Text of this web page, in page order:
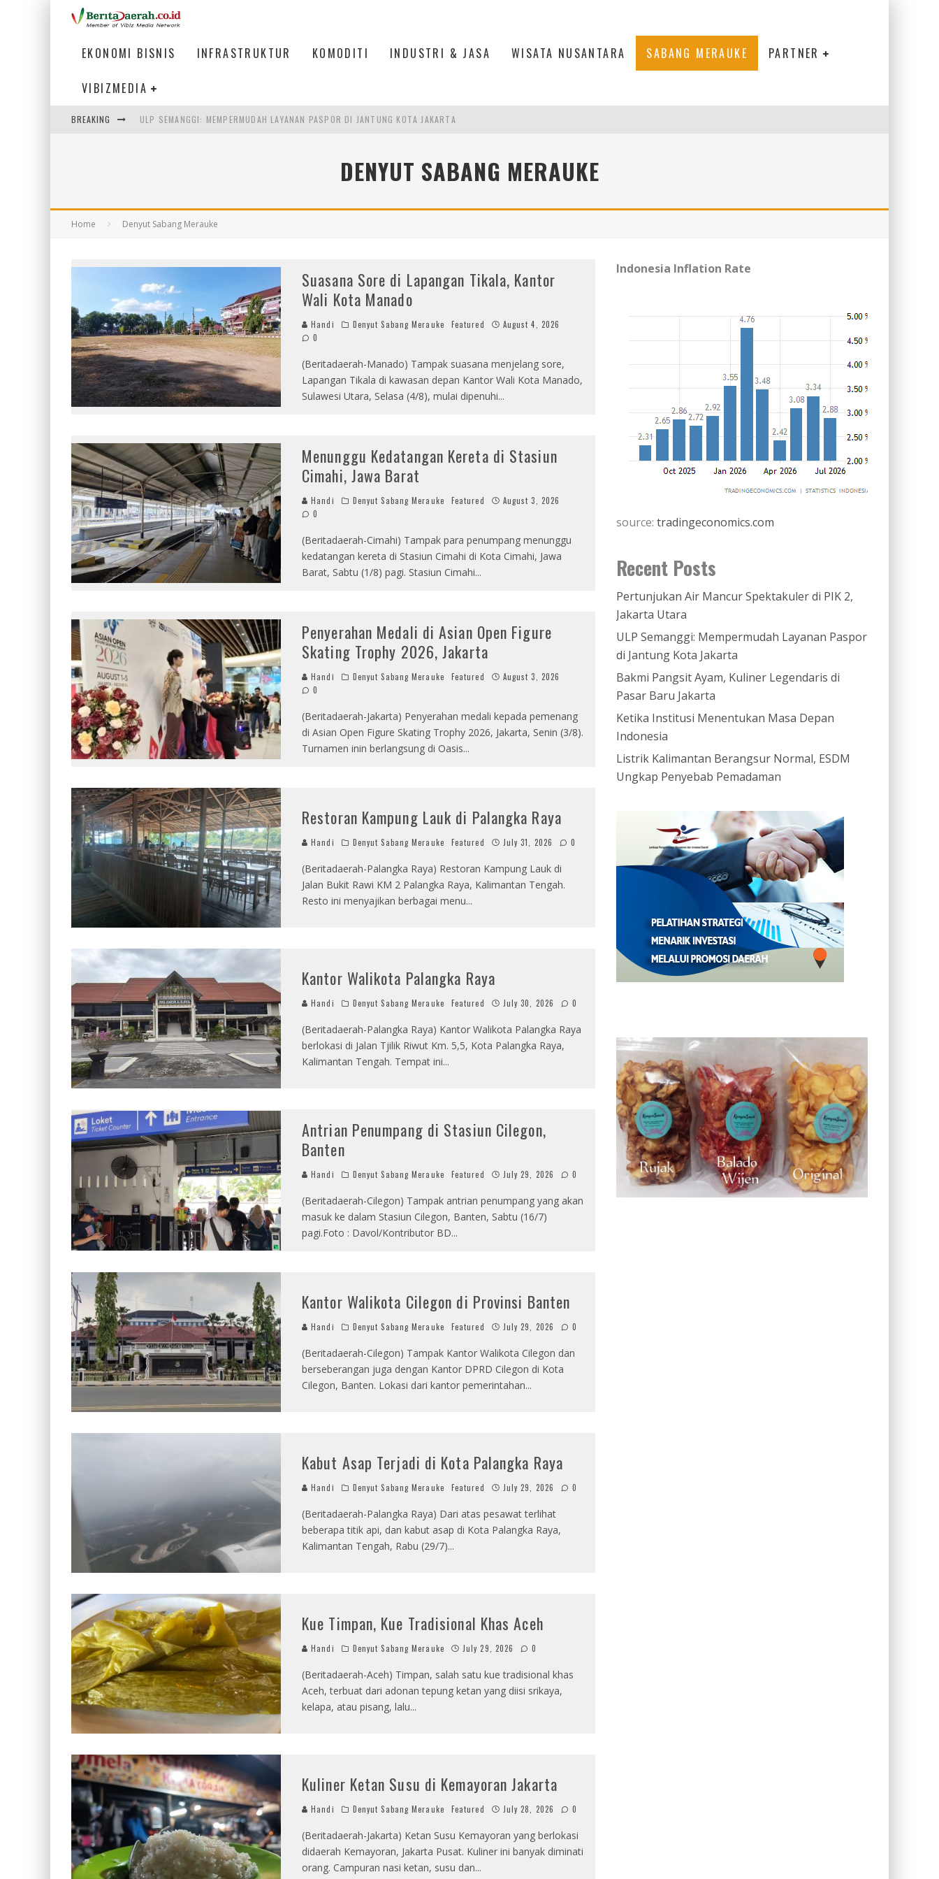
EKONOMI BISNIS INFRASTRUKTUR KOMODITI INDUSTRI & JASA WISATA NUSANTARA SABANG MERAUKE PARTNER
VIBIZMEDIA
BREAKING BAKMI PANGSIT AYAM, KULINER LEGENDARIS DI PASAR BARU JAKARTA
PERTUNJUKAN AIR MANCUR SPEKTAKULER DI PIK 2, JAKARTA UTARADENYUT SABANG MERAUKE
Home Denyut Sabang Merauke
Suasana Sore di Lapangan Tikala, Kantor
Wali Kota Manado
Handi Denyut Sabang Merauke Featured
August 4, 2026
0
(Beritadaerah-Manado) Tampak suasana menjelang sore,
Lapangan Tikala di kawasan depan Kantor Wali Kota Manado,
Sulawesi Utara, Selasa (4/8), mulai dipenuhi...
Menunggu Kedatangan Kereta di Stasiun
Cimahi, Jawa Barat
Handi Denyut Sabang Merauke Featured
August 3, 2026
0
(Beritadaerah-Cimahi) Tampak para penumpang menunggu
kedatangan kereta di Stasiun Cimahi di Kota Cimahi, Jawa
Barat, Sabtu (1/8) pagi. Stasiun Cimahi...
Penyerahan Medali di Asian Open Figure
Skating Trophy 2026, Jakarta
Handi Denyut Sabang Merauke Featured
August 3, 2026
0
(Beritadaerah-Jakarta) Penyerahan medali kepada pemenang
di Asian Open Figure Skating Trophy 2026, Jakarta, Senin (3/8).
Turnamen inin berlangsung di Oasis...
Restoran Kampung Lauk di Palangka Raya
Handi Denyut Sabang Merauke Featured July 31, 2026 0
(Beritadaerah-Palangka Raya) Restoran Kampung Lauk di
Jalan Bukit Rawi KM 2 Palangka Raya, Kalimantan Tengah.
Resto ini menyajikan berbagai menu...
Kantor Walikota Palangka Raya
Handi Denyut Sabang Merauke Featured July 30, 2026 0
(Beritadaerah-Palangka Raya) Kantor Walikota Palangka Raya
berlokasi di Jalan Tjilik Riwut Km. 5,5, Kota Palangka Raya,
Kalimantan Tengah. Tempat ini...
Antrian Penumpang di Stasiun Cilegon,
Banten
Handi Denyut Sabang Merauke Featured July 29, 2026 0
(Beritadaerah-Cilegon) Tampak antrian penumpang yang akan
masuk ke dalam Stasiun Cilegon, Banten, Sabtu (16/7)
pagi.Foto : Davol/Kontributor BD...
Kantor Walikota Cilegon di Provinsi Banten
Handi Denyut Sabang Merauke Featured July 29, 2026 0
(Beritadaerah-Cilegon) Tampak Kantor Walikota Cilegon dan
berseberangan juga dengan Kantor DPRD Cilegon di Kota
Cilegon, Banten. Lokasi dari kantor pemerintahan...
Kabut Asap Terjadi di Kota Palangka Raya
Handi Denyut Sabang Merauke Featured July 29, 2026 0
(Beritadaerah-Palangka Raya) Dari atas pesawat terlihat
beberapa titik api, dan kabut asap di Kota Palangka Raya,
Kalimantan Tengah, Rabu (29/7)...
Kue Timpan, Kue Tradisional Khas Aceh
Handi Denyut Sabang Merauke July 29, 2026 0
(Beritadaerah-Aceh) Timpan, salah satu kue tradisional khas
Aceh, terbuat dari adonan tepung ketan yang diisi srikaya,
kelapa, atau pisang, lalu...
Kuliner Ketan Susu di Kemayoran Jakarta
Handi Denyut Sabang Merauke Featured July 28, 2026 0
(Beritadaerah-Jakarta) Ketan Susu Kemayoran yang berlokasi
didaerah Kemayoran, Jakarta Pusat. Kuliner ini banyak diminati
orang. Campuran nasi ketan, susu dan...
Indonesia Inflation Rate
source: tradingeconomics.com
Recent Posts
Pertunjukan Air Mancur Spektakuler di PIK 2,
Jakarta Utara
ULP Semanggi: Mempermudah Layanan Paspor
di Jantung Kota Jakarta
Bakmi Pangsit Ayam, Kuliner Legendaris di
Pasar Baru Jakarta
Ketika Institusi Menentukan Masa Depan
Indonesia
Listrik Kalimantan Berangsur Normal, ESDM
Ungkap Penyebab Pemadaman